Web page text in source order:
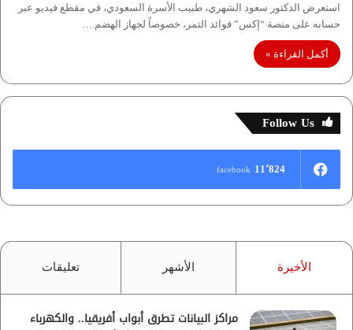
استعرض الدكتور سعود الشهري، طبيب الأسرة السعودي، في مقطع فيديو عبر
حسابه على منصة “إكس” فوائد التمر، خصوصاً لجهاز الهضم.…
أكمل القراءة »
Follow Us
11٬824 facebook
الأخيرة الأشهر تعليقات
مراكز البيانات تطرق أبواب أفريقيا.. والكهرباء